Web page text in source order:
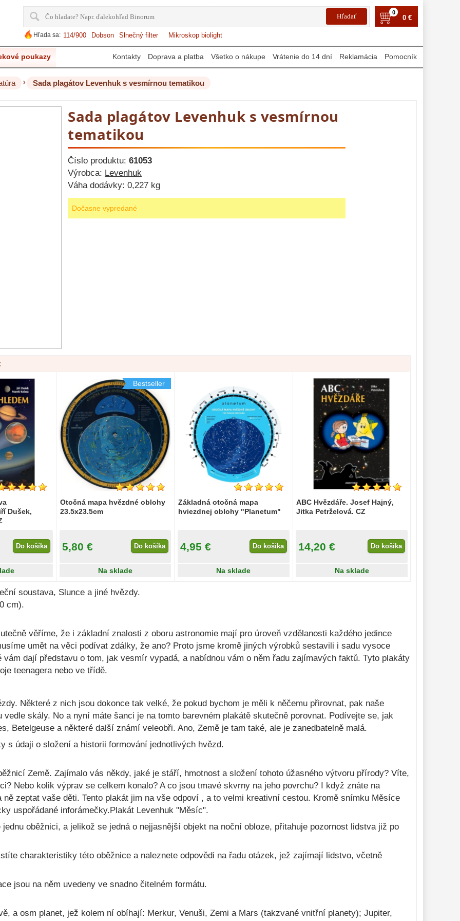
0
0 €
Hľada sa: 114/900 Dobson Slnečný filter Mikroskop biolight
poukazy Kontakty Doprava a platba Všetko o nákupe Vrátenie do 14 dní Reklamácia Pomocník
› Sada plagátov Levenhuk s vesmírnou tematikou
Sada plagátov Levenhuk s vesmírnou
tematikou
Číslo produktu: 61053
Výrobca: Levenhuk
Váha dodávky: 0,227 kg
Dočasne vypredané
Dušek,
Do košíka
Bestseller
Otočná mapa hvězdné oblohy
23.5x23.5cm
5,80 € Do košíka
Na sklade
Základná otočná mapa
hviezdnej oblohy "Planetum"
4,95 € Do košíka
Na sklade
ABC Hvězdáře. Josef Hajný,
Jitka Petrželová. CZ
14,20 € Do košíka
Na sklade
Antonín
soustava, Slunce a jiné hvězdy.
cm).
věříme, že i základní znalosti z oboru astronomie mají pro úroveň vzdělanosti každého jedince
umět na věci podívat zdálky, že ano? Proto jsme kromě jiných výrobků sestavili i sadu vysoce
dají představu o tom, jak vesmír vypadá, a nabídnou vám o něm řadu zajímavých faktů. Tyto plakáty
teenagera nebo ve třídě.
Některé z nich jsou dokonce tak velké, že pokud bychom je měli k něčemu přirovnat, pak naše
skály. No a nyní máte šanci je na tomto barevném plakátě skutečně porovnat. Podívejte se, jak
Betelgeuse a některé další známí veleobři. Ano, Země je tam také, ale je zanedbatelně malá.
s údaji o složení a historii formování jednotlivých hvězd.
Země. Zajímalo vás někdy, jaké je stáří, hmotnost a složení tohoto úžasného výtvoru přírody? Víte,
Nebo kolik výprav se celkem konalo? A co jsou tmavé skvrny na jeho povrchu? I když znáte na
zeptat vaše děti. Tento plakát jim na vše odpoví , a to velmi kreativní cestou. Kromě snímku Měsíce
uspořádané inforámečky.Plakát Levenhuk "Měsíc".
oběžnici, a jelikož se jedná o nejjasnější objekt na noční obloze, přitahuje pozornost lidstva již po
charakteristiky této oběžnice a naleznete odpovědi na řadu otázek, jež zajímají lidstvo, včetně
jsou na něm uvedeny ve snadno čitelném formátu.
a osm planet, jež kolem ní obíhají: Merkur, Venuši, Zemi a Mars (takzvané vnitřní planety); Jupiter,